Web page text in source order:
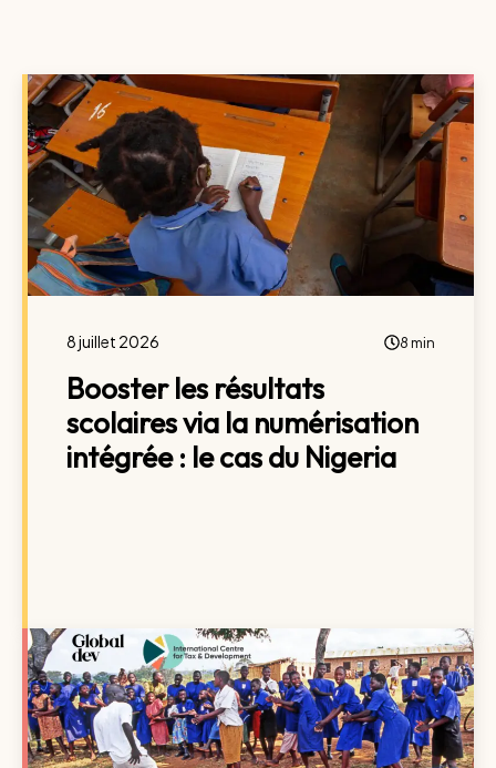
8 juillet 2026 8 min
Booster les résultats
scolaires via la numérisation
intégrée : le cas du Nigeria